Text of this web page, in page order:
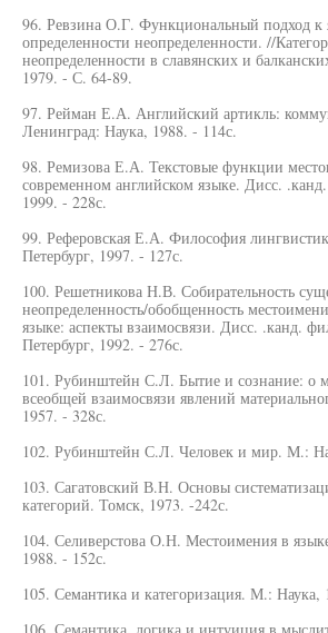
96. Ревзина О.Г. Функциональный подход к
определенности неопределенности. //
неопределенности в славянских и
1979. - С. 64-89.
97. Рейман Е.А. Английский артикль:
Ленинград: Наука, 1988. - 114с.
98. Ремизова Е.А. Текстовые функции
современном английском языке. Дисс.
1999. - 228с.
99. Реферовская Е.А. Философия
Петербург, 1997. - 127с.
100. Решетникова Н.В. Собирательность
неопределенность/обобщенность
языке: аспекты взаимосвязи. Дисс. .канд.
Петербург, 1992. - 276с.
101. Рубинштейн С.Л. Бытие и сознание: о
всеобщей взаимосвязи явлений
1957. - 328с.
102. Рубинштейн С.Л. Человек и мир. М.:
103. Сагатовский В.Н. Основы
категорий. Томск, 1973. -242с.
104. Селиверстова О.Н. Местоимения в
1988. - 152с.
105. Семантика и категоризация. М.: Наука,